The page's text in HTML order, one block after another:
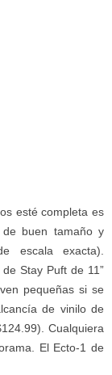
esté completa es
buen tamaño y
escala exacta).
Stay Puft de 11”
pequeñas si se
de vinilo de
Cualquiera
El Ecto-1 de